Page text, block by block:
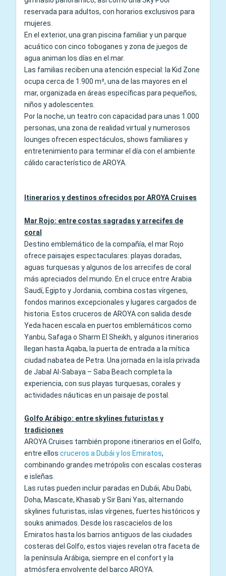
reservada para adultos, con horarios exclusivos para
mujeres.
En el exterior, una gran piscina familiar y un parque
acuático con cinco toboganes y zona de juegos de
agua animan los días en el mar.
Las familias reciben una atención especial: la Kid Zone
ocupa cerca de 1.900 m², una de las mayores en el
mar, organizada en áreas específicas para pequeños,
niños y adolescentes.
Por la noche, un teatro con capacidad para unas 1.000
personas, una zona de realidad virtual y numerosos
lounges ofrecen espectáculos, shows familiares y
entretenimiento para terminar el día con el ambiente
cálido característico de AROYA.
Itinerarios y destinos ofrecidos por AROYA Cruises
Mar Rojo: entre costas sagradas y arrecifes de
coral
Destino emblemático de la compañía, el mar Rojo
ofrece paisajes espectaculares: playas doradas,
aguas turquesas y algunos de los arrecifes de coral
más apreciados del mundo. En el cruce entre Arabia
Saudí, Egipto y Jordania, combina costas vírgenes,
fondos marinos excepcionales y lugares cargados de
historia. Estos cruceros de AROYA con salida desde
Yeda hacen escala en puertos emblemáticos como
Yanbu, Safaga o Sharm El Sheikh, y algunos itinerarios
llegan hasta Aqaba, la puerta de entrada a la mítica
ciudad nabatea de Petra. Una jornada en la isla privada
de Jabal Al-Sabaya – Saba Beach completa la
experiencia, con sus playas turquesas, corales y
actividades náuticas en un paisaje de postal.
Golfo Arábigo: entre skylines futuristas y
tradiciones
AROYA Cruises también propone itinerarios en el Golfo,
entre ellos cruceros a Dubái y los Emiratos,
combinando grandes metrópolis con escalas costeras
e isleñas.
Las rutas pueden incluir paradas en Dubái, Abu Dabi,
Doha, Mascate, Khasab y Sir Bani Yas, alternando
skylines futuristas, islas vírgenes, fuertes históricos y
souks animados. Desde los rascacielos de los
Emiratos hasta los barrios antiguos de las ciudades
costeras del Golfo, estos viajes revelan otra faceta de
la península Arábiga, siempre en el confort y la
atmósfera envolvente del barco AROYA.